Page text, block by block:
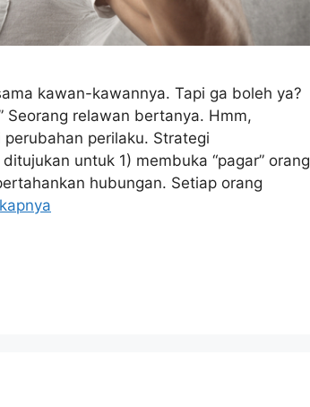
kawan-kawannya. Tapi ga boleh ya?
Seorang relawan bertanya. Hmm,
perilaku. Strategi
untuk 1) membuka “pagar” orang
hubungan. Setiap orang